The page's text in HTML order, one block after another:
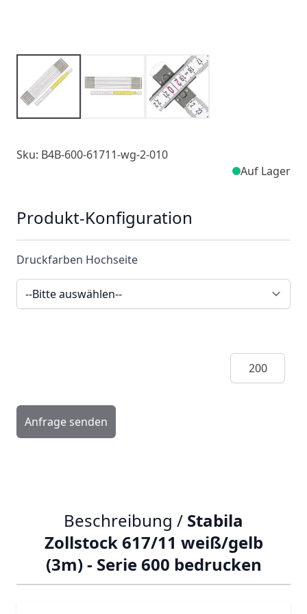
Sku: B4B-600-61711-wg-2-010
Auf Lager
Produkt-Konfiguration
Druckfarben Hochseite
Menge
Anfrage senden
Beschreibung / Stabila
Zollstock 617/11 weiß/gelb
(3m) - Serie 600 bedrucken